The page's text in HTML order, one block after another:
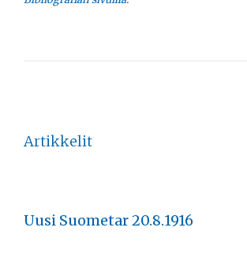
Artikkelit
Uusi Suometar 20.8.1916